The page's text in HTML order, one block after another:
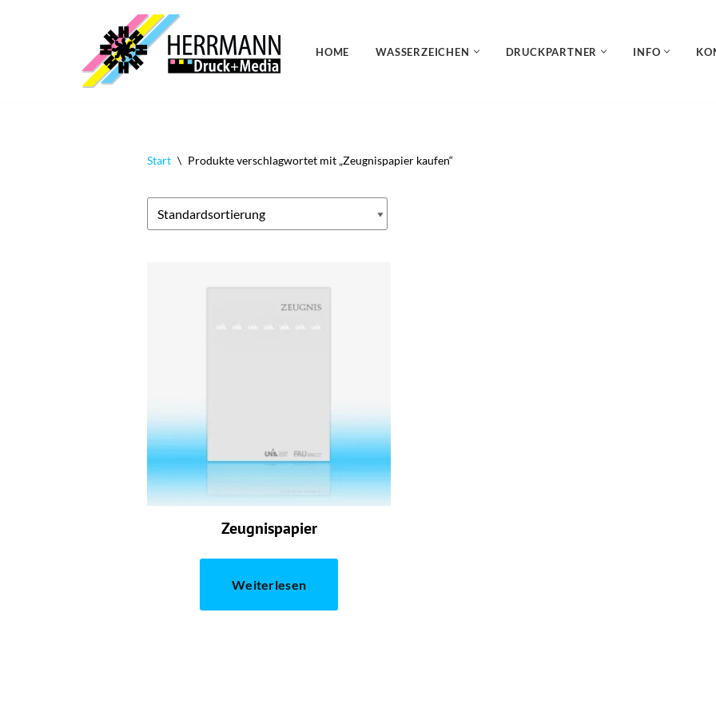
HOME WASSERZEICHEN DRUCKPARTNER INFO
Start \ Produkte verschlagwortet mit „Zeugnispapier kaufen“
Zeugnispapier
Weiterlesen